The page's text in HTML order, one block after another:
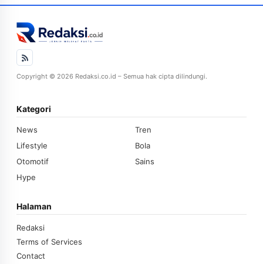
Copyright © 2026 Redaksi.co.id – Semua hak cipta dilindungi.
Kategori
News
Tren
Lifestyle
Bola
Otomotif
Sains
Hype
Halaman
Redaksi
Terms of Services
Contact